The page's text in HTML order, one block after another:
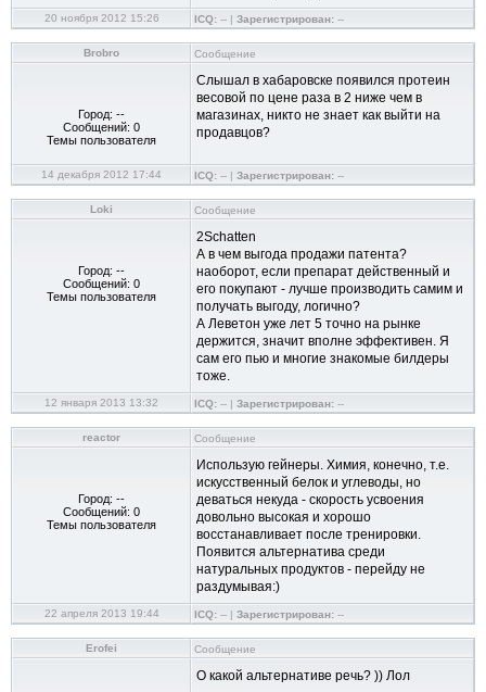
20 ноября 2012 15:26 ICQ: -- | Зарегистрирован: --
Brobro Сообщение
Город: --
Сообщений: 0
Темы пользователя
Слышал в хабаровске появился протеин
весовой по цене раза в 2 ниже чем в
магазинах, никто не знает как выйти на
продавцов?
14 декабря 2012 17:44 ICQ: -- | Зарегистрирован: --
Loki Сообщение
Город: --
Сообщений: 0
Темы пользователя
2Schatten
А в чем выгода продажи патента?
наоборот, если препарат действенный и
его покупают - лучше производить самим и
получать выгоду, логично?
А Леветон уже лет 5 точно на рынке
держится, значит вполне эффективен. Я
сам его пью и многие знакомые билдеры
тоже.
12 января 2013 13:32 ICQ: -- | Зарегистрирован: --
reactor Сообщение
Город: --
Сообщений: 0
Темы пользователя
Использую гейнеры. Химия, конечно, т.е.
искусственный белок и углеводы, но
деваться некуда - скорость усвоения
довольно высокая и хорошо
восстанавливает после тренировки.
Появится альтернатива среди
натуральных продуктов - перейду не
раздумывая:)
22 апреля 2013 19:44 ICQ: -- | Зарегистрирован: --
Erofei Сообщение
О какой альтернативе речь? )) Лол